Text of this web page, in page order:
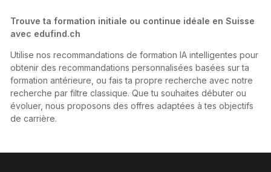
Trouve ta formation initiale ou continue idéale en Suisse
avec edufind.ch
Utilise nos recommandations de formation IA intelligentes pour
obtenir des recommandations personnalisées basées sur ta
formation antérieure, ou fais ta propre recherche avec notre
recherche par filtre classique. Que tu souhaites débuter ou
évoluer, nous proposons des offres adaptées à tes objectifs
de carrière.